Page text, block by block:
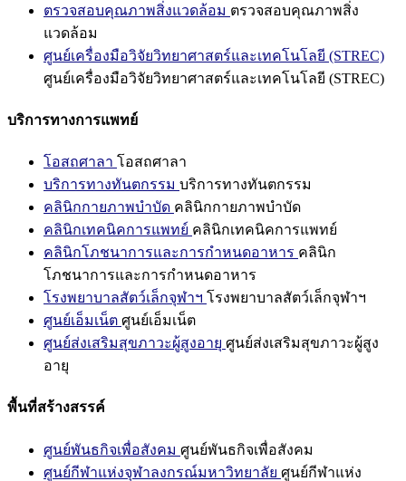
ตรวจสอบคุณภาพสิ่งแวดล้อม ตรวจสอบคุณภาพสิ่ง
แวดล้อม
ศูนย์เครื่องมือวิจัยวิทยาศาสตร์และเทคโนโลยี (STREC)
ศูนย์เครื่องมือวิจัยวิทยาศาสตร์และเทคโนโลยี (STREC)
บริการทางการแพทย์
โอสถศาลา โอสถศาลา
บริการทางทันตกรรม บริการทางทันตกรรม
คลินิกกายภาพบำบัด คลินิกกายภาพบำบัด
คลินิกเทคนิคการแพทย์ คลินิกเทคนิคการแพทย์
คลินิกโภชนาการและการกำหนดอาหาร คลินิก
โภชนาการและการกำหนดอาหาร
โรงพยาบาลสัตว์เล็กจุฬาฯ โรงพยาบาลสัตว์เล็กจุฬาฯ
ศูนย์เอ็มเน็ต ศูนย์เอ็มเน็ต
ศูนย์ส่งเสริมสุขภาวะผู้สูงอายุ ศูนย์ส่งเสริมสุขภาวะผู้สูง
อายุ
พื้นที่สร้างสรรค์
ศูนย์พันธกิจเพื่อสังคม ศูนย์พันธกิจเพื่อสังคม
ศูนย์กีฬาแห่งจุฬาลงกรณ์มหาวิทยาลัย ศูนย์กีฬาแห่ง